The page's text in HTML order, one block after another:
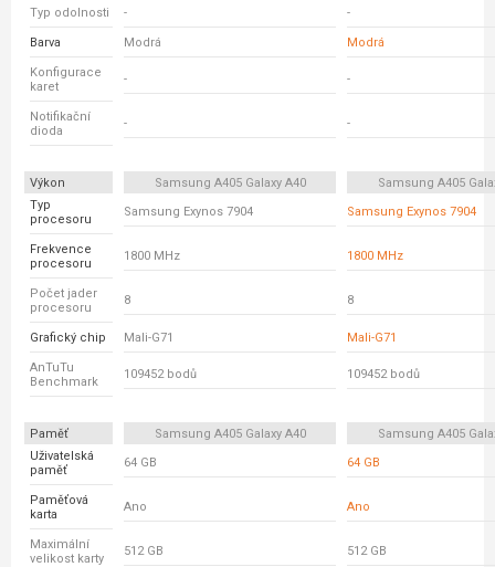
Typ odolnosti - -
Barva Modrá Modrá
Konfigurace
karet
- -
Notifikační
dioda
- -
Výkon Samsung A405 Galaxy A40
Samsung A405
Typ
procesoru
Samsung Exynos 7904 Samsung Exynos 7904
Frekvence
procesoru
1800 MHz 1800 MHz
Počet jader
procesoru
8 8
Grafický chip Mali-G71 Mali-G71
AnTuTu
Benchmark
109452 bodů 109452 bodů
Paměť Samsung A405 Galaxy A40
Samsung A405
Uživatelská
paměť
64 GB 64 GB
Paměťová
karta
Ano Ano
Maximální
velikost karty
512 GB 512 GB